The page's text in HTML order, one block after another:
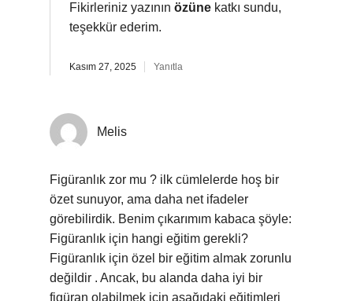
Fikirleriniz yazının özüne katkı sundu,
teşekkür ederim.
Kasım 27, 2025 Yanıtla
Melis
Figüranlık zor mu ? ilk cümlelerde hoş bir
özet sunuyor, ama daha net ifadeler
görebilirdik. Benim çıkarımım kabaca şöyle:
Figüranlık için hangi eğitim gerekli?
Figüranlık için özel bir eğitim almak zorunlu
değildir . Ancak, bu alanda daha iyi bir
figüran olabilmek için aşağıdaki eğitimleri